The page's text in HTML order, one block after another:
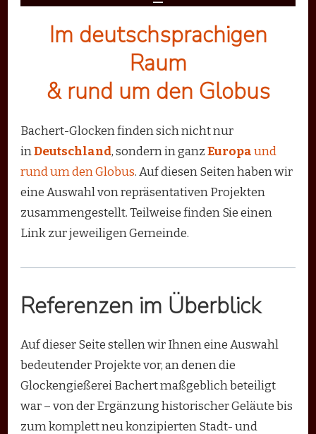
Im deutschsprachigen
Raum
& rund um den Globus
Bachert-Glocken finden sich nicht nur
inDeutschland, sondern in ganzEuropaund
rund um den Globus. Auf diesen Seiten haben wir
eine Auswahl von repräsentativen Projekten
zusammengestellt. Teilweise finden Sie einen
Link zur jeweiligen Gemeinde.
Referenzen im Überblick
Auf dieser Seite stellen wir Ihnen eine Auswahl
bedeutender Projekte vor, an denen die
Glockengießerei Bachert maßgeblich beteiligt
war – von der Ergänzung historischer Geläute bis
zum komplett neu konzipierten Stadt- und